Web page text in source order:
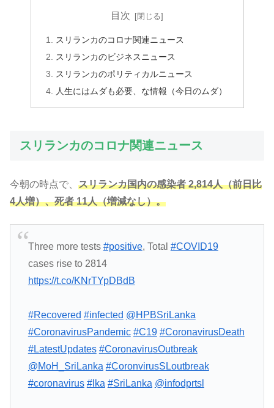
目次
スリランカのコロナ関連ニュース
スリランカのビジネスニュース
スリランカのポリティカルニュース
人生にはムダも必要、な情報（今日のムダ）
スリランカのコロナ関連ニュース
今朝の時点で、 スリランカ国内の感染者 2,814人（前日比
4人増）、死者 11人（増減なし）。
Three more tests #positive, Total #COVID19
cases rise to 2814
https://t.co/KNrTYpDBdB
#Recovered #infected @HPBSriLanka
#CoronavirusPandemic #C19 #CoronavirusDeath
#LatestUpdates #CoronavirusOutbreak
@MoH_SriLanka #CoronvirusSLoutbreak
#coronavirus #lka #SriLanka @infodprtsl